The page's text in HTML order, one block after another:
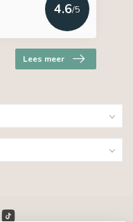
4.6/5
Lees meer